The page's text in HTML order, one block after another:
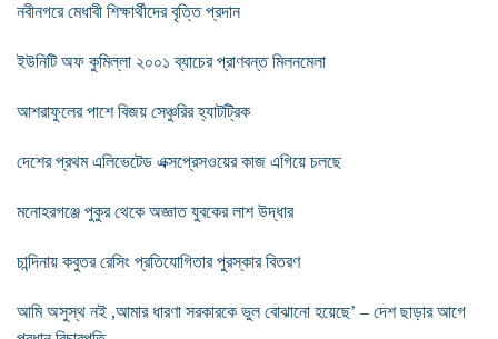
নবীনগরে মেধাবী শিক্ষার্থীদের বৃত্তি প্রদান
ইউনিটি অফ কুমিল্লা ২০০১ ব্যাচের প্রাণবন্ত মিলনমেলা
আশরাফুলের পাশে বিজয় সেঞ্চুরির হ্যাটট্রিক
দেশের প্রথম এলিভেটেড এক্সপ্রেসওয়ের কাজ এগিয়ে চলছে
মনোহরগঞ্জে পুকুর থেকে অজ্ঞাত যুবকের লাশ উদ্ধার
চান্দিনায় কবুতর রেসিং প্রতিযোগিতার পুরস্কার বিতরণ
আমি অসুস্থ নই ,আমার ধারণা সরকারকে ভুল বোঝানো হয়েছে’ – দেশ ছাড়ার আগে